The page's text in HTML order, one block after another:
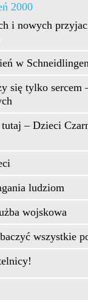
2000
i nowych
w
się tylko sercem
– Dzieci
ludziom
wojskowa
wszystkie